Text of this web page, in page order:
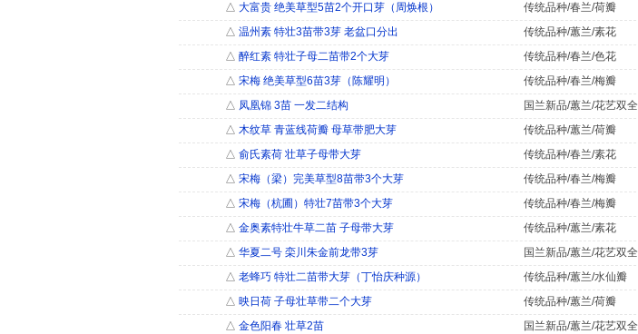
△ 大富贵 绝美草型5苗2个开口芽（周焕根） 传统品种/春兰/荷瓣
△ 温州素 特壮3苗带3芽 老盆口分出 传统品种/蕙兰/素花
△ 醉红素 特壮子母二苗带2个大芽 传统品种/春兰/色花
△ 宋梅 绝美草型6苗3芽（陈耀明） 传统品种/春兰/梅瓣
△ 凤凰锦 3苗 一发二结构 国兰新品/蕙兰/花艺双全
△ 木纹草 青蓝线荷瓣 母草带肥大芽 传统品种/蕙兰/荷瓣
△ 俞氏素荷 壮草子母带大芽 传统品种/春兰/素花
△ 宋梅（梁）完美草型8苗带3个大芽 传统品种/春兰/梅瓣
△ 宋梅（杭圃）特壮7苗带3个大芽 传统品种/春兰/梅瓣
△ 金奥素特壮牛草二苗 子母带大芽 传统品种/蕙兰/素花
△ 华夏二号 栾川朱金前龙带3芽 国兰新品/蕙兰/花艺双全
△ 老蜂巧 特壮二苗带大芽（丁怡庆种源） 传统品种/蕙兰/水仙瓣
△ 映日荷 子母壮草带二个大芽 传统品种/蕙兰/荷瓣
△ 金色阳春 壮草2苗 国兰新品/蕙兰/花艺双全